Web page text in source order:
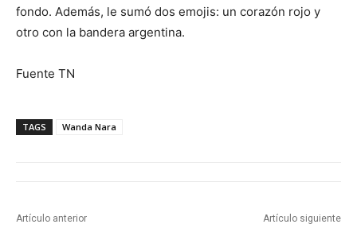
fondo. Además, le sumó dos emojis: un corazón rojo y
otro con la bandera argentina.
Fuente TN
TAGS Wanda Nara
Artículo anterior Artículo siguiente